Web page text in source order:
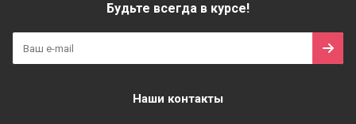
Будьте всегда в курсе!
Наши контакты